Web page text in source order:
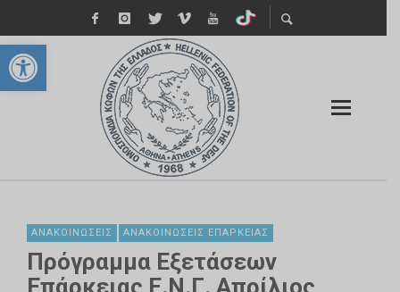
Ανοίξτε τη γραμμή εργαλείων
ΑΝΑΚΟΙΝΏΣΕΙΣ ΑΝΑΚΟΙΝΏΣΕΙΣ ΕΠΆΡΚΕΙΑΣ
Πρόγραμμα Εξετάσεων
Επάρκειας Ε.Ν.Γ. Απρίλιος